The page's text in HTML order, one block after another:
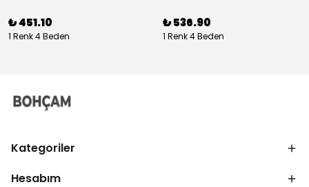
₺ 451.10
1 Renk 4 Beden
₺ 536.90
1 Renk 4 Beden
Kategoriler
Hesabım